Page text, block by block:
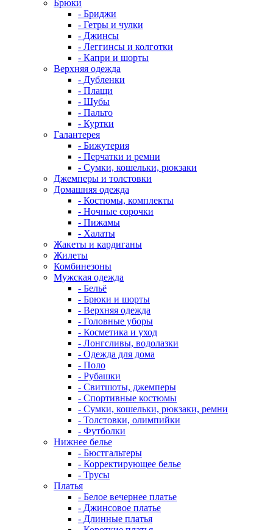
Брюки
- Бриджи
- Гетры и чулки
- Джинсы
- Леггинсы и колготки
- Капри и шорты
Верхняя одежда
- Дубленки
- Плащи
- Шубы
- Пальто
- Куртки
Галантерея
- Бижутерия
- Перчатки и ремни
- Сумки, кошельки, рюкзаки
Джемперы и толстовки
Домашняя одежда
- Костюмы, комплекты
- Ночные сорочки
- Пижамы
- Халаты
Жакеты и кардиганы
Жилеты
Комбинезоны
Мужская одежда
- Бельё
- Брюки и шорты
- Верхняя одежда
- Головные уборы
- Косметика и уход
- Лонгсливы, водолазки
- Одежда для дома
- Поло
- Рубашки
- Свитшоты, джемперы
- Спортивные костюмы
- Сумки, кошельки, рюкзаки, ремни
- Толстовки, олимпийки
- Футболки
Нижнее белье
- Бюстгальтеры
- Корректирующее белье
- Трусы
Платья
- Белое вечернее платье
- Джинсовое платье
- Длинные платья